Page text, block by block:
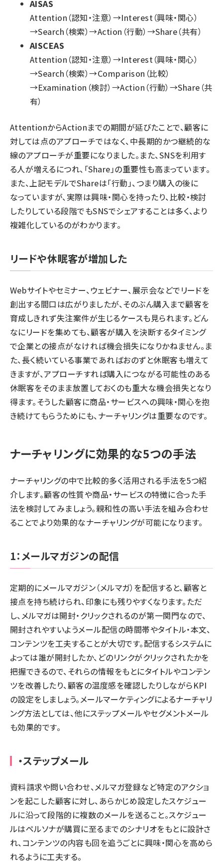
AISAS
Attention（認知・注意）→Interest（興味・関心）
→Search（検索）→Action（行動）→Share（共有）
AISCEAS
Attention（認知・注意）→Interest（興味・関心）
→Search（検索）→Comparison（比較）
→Examination（検討）→Action（行動）→Share（共
有）
AttentionからActionまでの期間が延びたことで、顧客に
対しては点のアプローチではなく、中長期的かつ継続的な
線のアプローチが重要になりました。また、SNSを利用す
る人が増えるにつれ、「Share」の重要性も高まっています。
また、上記モデルでShareは「行動」、つまり購入の後に
なっていますが、実際は興味・関心を持ったり、比較・検討
したりしている段階でもSNSでシェアすることは多く、より
複雑化しているのがわかります。
リードや休眠客が増加した
Webサイトやセミナー、ウェビナー、展示会などでリードを
創出する間口は広がりましたが、そのぶん購入まで顧客を
育成しきれず失注案件が生じるケースも見られます。どん
なにリードを集めても、顧客が購入を決断するタイミング
で企業との接点がなければ機会損失になりかねません。ま
た、長く続いている事業であればおのずと休眠客も増えて
きますが、アプローチすれば購入につながる可能性のある
休眠客をそのまま放置しておくのも重大な機会損失となり
得ます。そうした顧客に商品・サービスへの興味・関心を抱
き続けてもらうためにも、ナーチャリングは重要なのです。
ナーチャリングに効果的な5つの手法
ナーチャリングの中で比較的多く活用される手法を5つ紹
介します。顧客の性質や商品・サービスの特徴に合った手
法を検討してみましょう。親和性の高い手法を組み合わせ
ることでより効果的なナーチャリングが可能になります。
1：メールマガジンの配信
定期的にメールマガジン（メルマガ）を配信すると、顧客と
接点を持ち続けられ、印象にも残りやすくなります。ただ
し、メルマガは開封・クリックされるのが第一関門なので、
開封されやすいようメール配信の時間帯やタイトル・本文、
コンテンツを工夫することが大切です。配信するシステムに
よっては誰が開封したか、どのリンクがクリックされたかを
把握できるので、それらの情報をもとにタイトルやコンテン
ツを改善したり、顧客の温度感を確認したりしながらKPI
の設定をしましょう。メールマーケティングによるナーチャリ
ング方法としては、他にステップメールやセグメントメール
も効果的です。
・ステップメール
資料請求や問い合わせ、メルマガ登録など特定のアクショ
ンを起こした顧客に対し、あらかじめ設定したスケジュー
ルに沿って段階的に複数のメールを送ること。スケジュー
ルはペルソナが購買に至るまでのシナリオをもとに設計さ
れ、コンテンツの内容も回を追うごとに興味・関心を高めら
れるように工夫する。